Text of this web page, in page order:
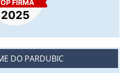
DO PARDUBIC